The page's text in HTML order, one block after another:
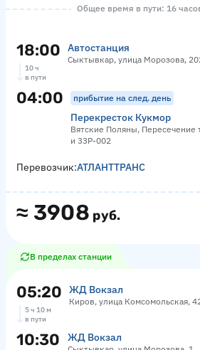
Общее время в пути: 16
18:00 Автостанция
Сыктывкар, улица Морозова,
10 ч
в пути
04:00 прибытие на след. день
Перекресток Кукмор
Вятские Поляны, Пересечение
и 33Р-002
≈ 3908 руб.
Перевозчик:АТЛАНТТРАНС
В пределах станции
05:20 ЖД Вокзал
Киров, улица Комсомольская,
5 ч 10 м
в пути
10:30 ЖД Вокзал